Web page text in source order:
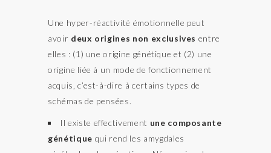
Une hyper-réactivité émotionnelle peut
avoir deux origines non exclusives entre
elles : (1) une origine génétique et (2) une
origine liée à un mode de fonctionnement
acquis, c’est-à-dire à certains types de
schémas de pensées.
Il existe effectivement une composante
génétique qui rend les amygdales